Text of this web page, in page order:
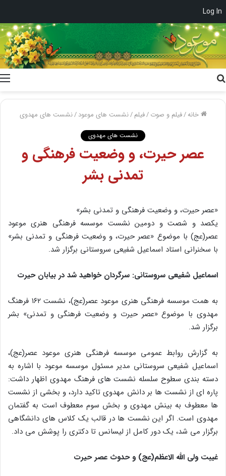
Log In
خانه/فیلم و صوت /فیلم /نشست های موعود /نشست های مهدوی
نشست های مهدوی
عصر حیرت، و وضعیت فرهنگی و
تمدنی بشر
«عصر حیرت، و وضعیت فرهنگی و تمدنی بشر»
یکصد و شصت و دومین نشست موسسه فرهنگی هنری موعود
عصر(عج) با موضوع «عصر حیرت، و وضعیت فرهنگی و تمدنی بشر»
با سخنرانی استاد اسماعیل شفیعی سروستانی برگزار شد.
اسماعیل شفیعی سروستانی: سرگردان خواهید شد در بیابان حیرت
به همت موسسه فرهنگی هنری موعود عصر(عج)، نشست ۱۶۲ فرهنگ
مهدوی با موضوع «عصر حیرت و وضعیت فرهنگی و تمدنی» بشر
برگزار شد.
به گزارش روابط عمومی موسسه فرهنگی هنری موعود عصر(عج)،
اسماعیل شفیعی سروستانی مدیر مسئول موسسه موعود با اشاره به
دسته بندی سطوح سلسله نشست های فرهنگ مهدوی اظهار داشت:
پاره ای از نشست ها بر دانش مهدوی تاکید دارد، و بخشی از نشست
ها معطوف به بینش مهدوی و بخش سوم معطوف است به گفتمان
مهدوی است. اگر این نشست ها در قالب یک کلاس های دانشگاهی
برگزار می شد، یک دور کامل از لیسانس تا دکتری را پوشش می داد.
غیبت ولی الله الاعظم(عج) و حدوث عصر حیرت